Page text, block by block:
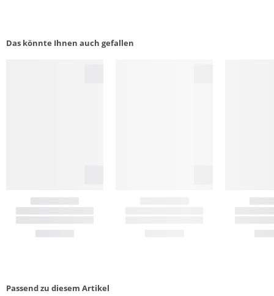
Das könnte Ihnen auch gefallen
Passend zu diesem Artikel